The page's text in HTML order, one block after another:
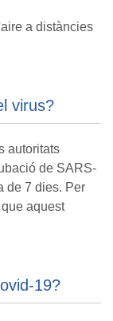
a distàncies
virus?
autoritats
de SARS-
de 7 dies. Per
aquest
19?